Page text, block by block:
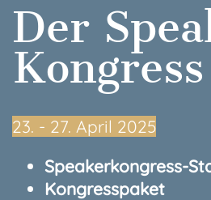
Der
Kongress
23.⁠ ⁠- 27. April 2025
Speakerkongress-
Kongresspaket